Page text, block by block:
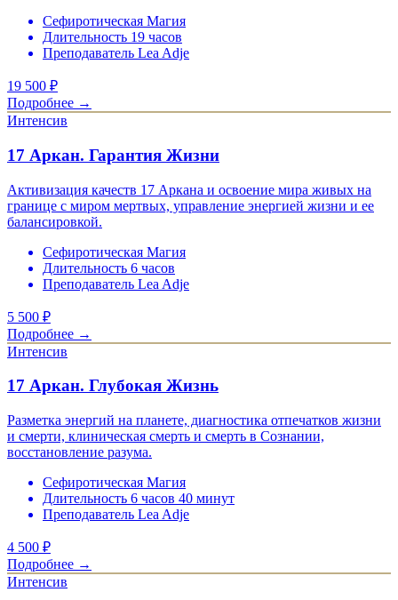
Сефиротическая Магия
Длительность 19 часов
Преподаватель Lea Adje
19 500 ₽
Подробнее →
Интенсив
17 Аркан. Гарантия Жизни
Активизация качеств 17 Аркана и освоение мира живых на
границе с миром мертвых, управление энергией жизни и ее
балансировкой.
Сефиротическая Магия
Длительность 6 часов
Преподаватель Lea Adje
5 500 ₽
Подробнее →
Интенсив
17 Аркан. Глубокая Жизнь
Разметка энергий на планете, диагностика отпечатков жизни
и смерти, клиническая смерть и смерть в Сознании,
восстановление разума.
Сефиротическая Магия
Длительность 6 часов 40 минут
Преподаватель Lea Adje
4 500 ₽
Подробнее →
Интенсив